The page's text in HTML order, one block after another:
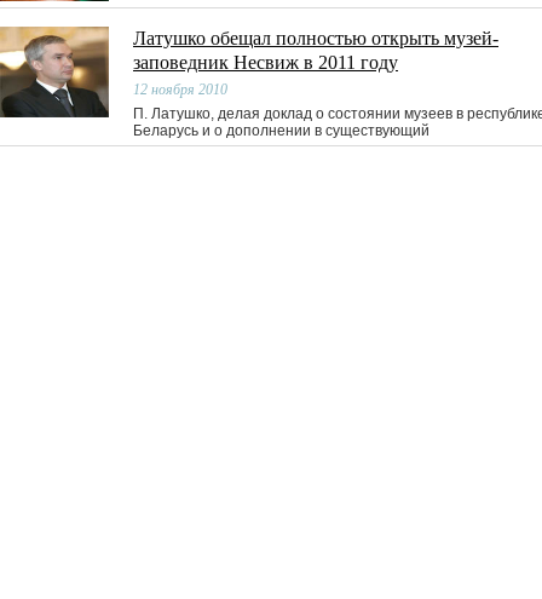
Латушко обещал полностью открыть музей-
заповедник Несвиж в 2011 году
12 ноября 2010
П. Латушко, делая доклад о состоянии музеев в
Беларусь и о дополнении в существующий